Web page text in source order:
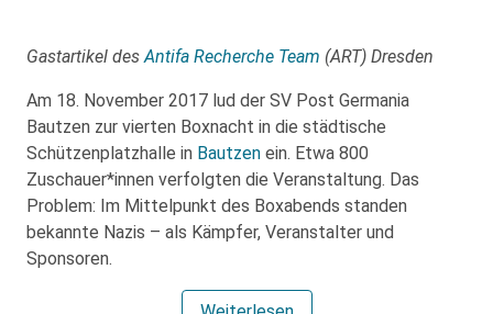
Gastartikel desAntifa Recherche Team (ART) Dresden
Am 18. November 2017 lud der SV Post Germania
Bautzen zur vierten Boxnacht in die städtische
Schützenplatzhalle in Bautzen ein. Etwa 800
Zuschauer*innen verfolgten die Veranstaltung. Das
Problem: Im Mittelpunkt des Boxabends standen
bekannte Nazis – als Kämpfer, Veranstalter und
Sponsoren.